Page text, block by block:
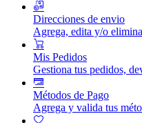
Direcciones de envio
Agrega, edita y/o
Mis Pedidos
Gestiona tus pedidos,
Métodos de Pago
Agrega y valida tus